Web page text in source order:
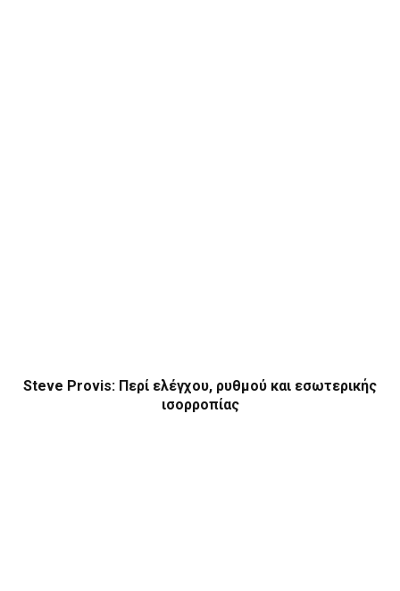
Steve Provis: Περί ελέγχου, ρυθμού και εσωτερικής
ισορροπίας